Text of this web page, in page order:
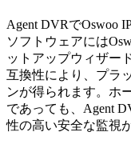
Agent DVRでOswoo
ソフトウェアには
ットアップウィザー
互換性により、プラ
ンが得られます。ホ
であっても、Agent
性の高い安全な監視